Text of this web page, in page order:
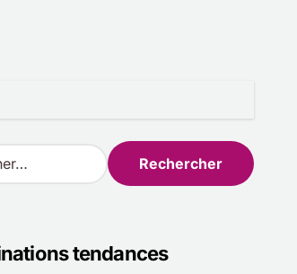
tendances